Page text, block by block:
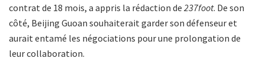
contrat de 18 mois, a appris la rédaction de 237foot. De son
côté, Beijing Guoan souhaiterait garder son défenseur et
aurait entamé les négociations pour une prolongation de
leur collaboration.